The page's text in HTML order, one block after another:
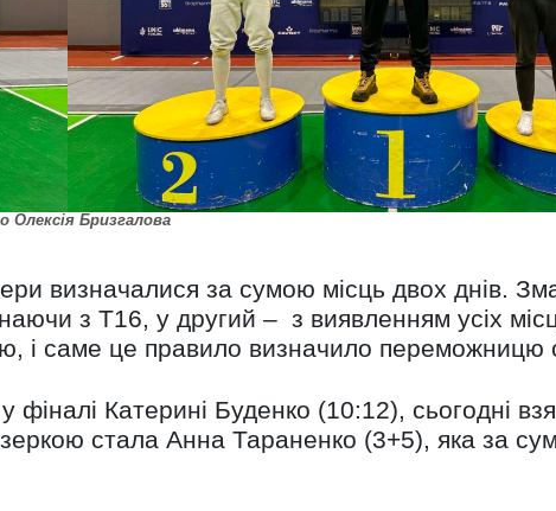
Олексія Бризгалова
визначалися за сумою місць двох днів.
з Т16, у другий – з виявленням усіх
і саме це правило визначило переможницю
Катерині Буденко (10:12), сьогодні
стала Анна Тараненко (3+5), яка за